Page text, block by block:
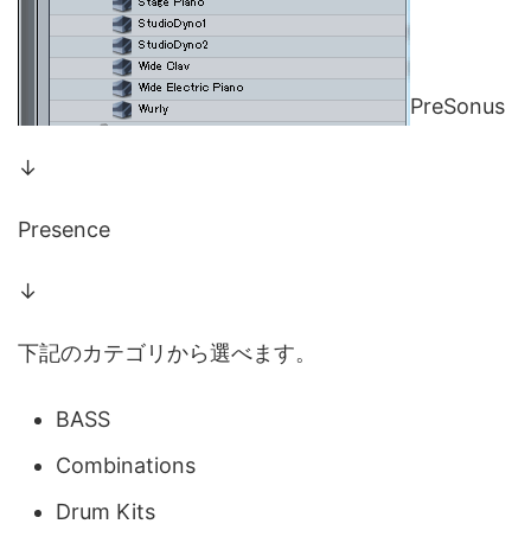
PreSonus
↓
Presence
↓
下記のカテゴリから選べます。
BASS
Combinations
Drum Kits